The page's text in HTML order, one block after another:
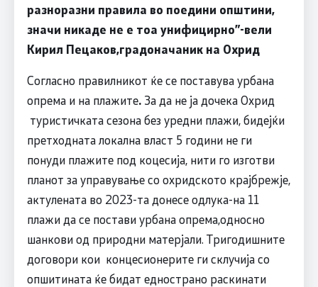
разноразни правила во поедини општини,
значи никаде не е тоа унифицирно”-вели
Кирил Пецаков,градоначаник на Охрид
Согласно правилникот ќе се поставува урбана
опрема и на плажите. За да не ја дочека Охрид
туристичката сезона без уредни плажи, бидејќи
претходната локална власт 5 години не ги
понуди плажите под коцесија, нити го изготви
планот за управување со охридското крајбрежје,
актулената во 2023-та донесе одлука-на 11
плажи да се постави урбана опрема,односно
шанкови од природни матерјали. Тригодишните
договори кои концесионерите ги склучија со
опшитината ќе бидат еднострано раскинати